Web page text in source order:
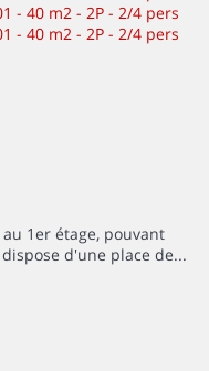
1er étage, pouvant
d'une place de...